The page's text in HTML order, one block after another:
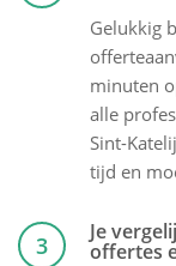
Gelukkig
minuten
alle
Sint-
tijd en
3 Je
offertes